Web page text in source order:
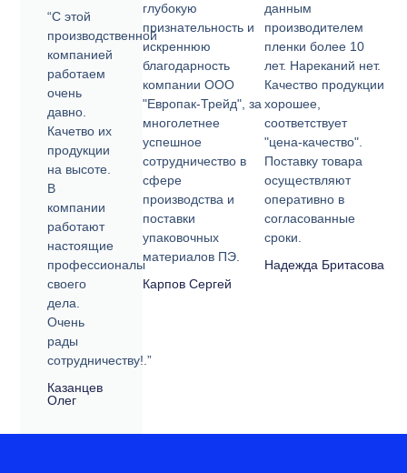
“С этой
производственной
компанией
работаем
очень
давно.
Качетво их
продукции
на высоте.
В
компании
работают
настоящие
профессионалы
своего
дела.
Очень
рады
сотрудничеству!.”
Казанцев
Олег
глубокую
признательность и
искреннюю
благодарность
компании ООО
"Европак-Трейд", за
многолетнее
успешное
сотрудничество в
сфере
производства и
поставки
упаковочных
материалов ПЭ.
Карпов Сергей
данным
производителем
пленки более 10
лет. Нареканий нет.
Качество продукции
хорошее,
соответствует
"цена-качество".
Поставку товара
осуществляют
оперативно в
согласованные
сроки.
Надежда Бритасова